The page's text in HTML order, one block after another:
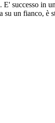
successo
un fianco, è